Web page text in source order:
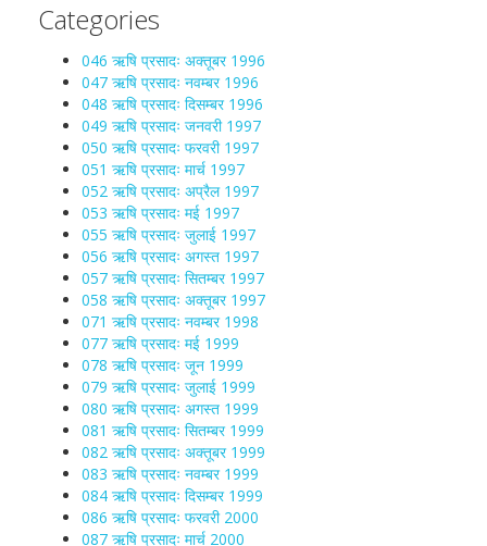
Categories
046 ऋषि प्रसादः अक्तूबर 1996
047 ऋषि प्रसादः नवम्बर 1996
048 ऋषि प्रसादः दिसम्बर 1996
049 ऋषि प्रसादः जनवरी 1997
050 ऋषि प्रसादः फरवरी 1997
051 ऋषि प्रसादः मार्च 1997
052 ऋषि प्रसादः अप्रैल 1997
053 ऋषि प्रसादः मई 1997
055 ऋषि प्रसादः जुलाई 1997
056 ऋषि प्रसादः अगस्त 1997
057 ऋषि प्रसादः सितम्बर 1997
058 ऋषि प्रसादः अक्तूबर 1997
071 ऋषि प्रसादः नवम्बर 1998
077 ऋषि प्रसादः मई 1999
078 ऋषि प्रसादः जून 1999
079 ऋषि प्रसादः जुलाई 1999
080 ऋषि प्रसादः अगस्त 1999
081 ऋषि प्रसादः सितम्बर 1999
082 ऋषि प्रसादः अक्तूबर 1999
083 ऋषि प्रसादः नवम्बर 1999
084 ऋषि प्रसादः दिसम्बर 1999
086 ऋषि प्रसादः फरवरी 2000
087 ऋषि प्रसादः मार्च 2000